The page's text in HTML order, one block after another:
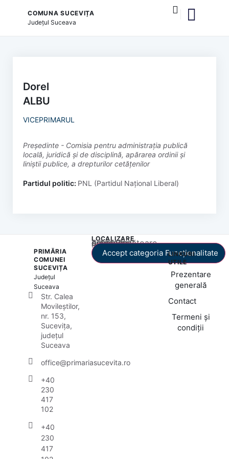
COMUNA SUCEVIȚA
JudețulSuceava
Dorel
ALBU
VICEPRIMARUL
președinte - Comisia pentru administrația publică
locală, juridică și de disciplină, apărarea ordinii și
liniștii publice, a drepturilor cetățenilor
Partidul politic: PNL (Partidul Național Liberal)
PRIMĂRIA
COMUNEI
SUCEVIȚA
Județul
Suceava
Str. Calea
Movileștilor,
nr. 153,
Sucevița,
județul
Suceava
office@primariasucevita.ro
+40
230
417
102
+40
230
417
LOCALIZARE
Acest conținut este blocat până când acceptați categoria corespunzătoare de cookie-uri.
Accept categoria Funcționalitate
LINKURI
UTILE
Prezentare
generală
Contact
Termeni și
condiții